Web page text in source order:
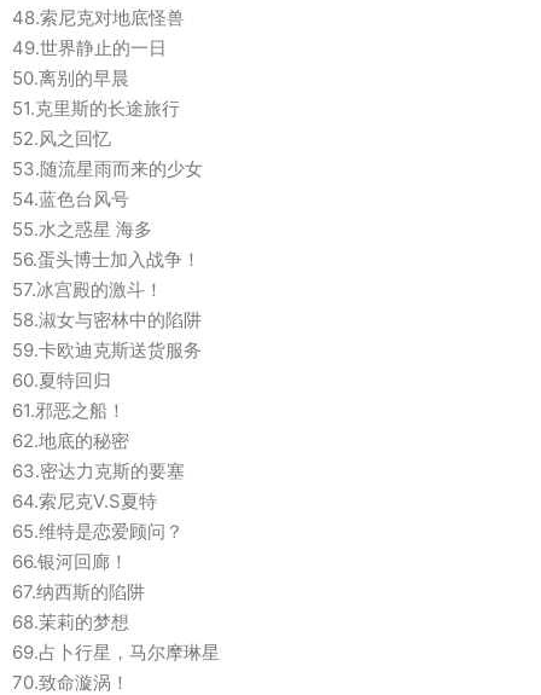
48.索尼克对地底怪兽
49.世界静止的一日
50.离别的早晨
51.克里斯的长途旅行
52.风之回忆
53.随流星雨而来的少女
54.蓝色台风号
55.水之惑星 海多
56.蛋头博士加入战争！
57.冰宫殿的激斗！
58.淑女与密林中的陷阱
59.卡欧迪克斯送货服务
60.夏特回归
61.邪恶之船！
62.地底的秘密
63.密达力克斯的要塞
64.索尼克V.S夏特
65.维特是恋爱顾问？
66.银河回廊！
67.纳西斯的陷阱
68.茉莉的梦想
69.占卜行星，马尔摩琳星
70.致命漩涡！